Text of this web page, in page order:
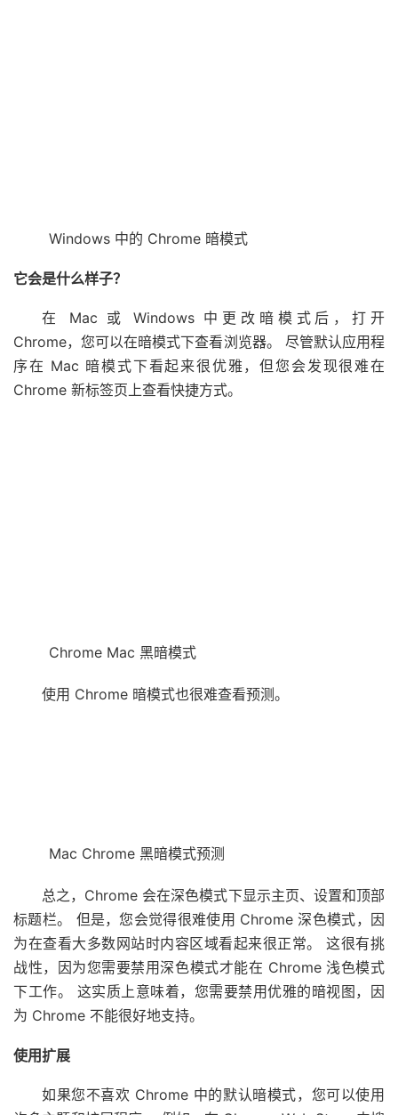
Windows 中的 Chrome 暗模式
它会是什么样子？
在 Mac 或 Windows 中更改暗模式后，打开
Chrome，您可以在暗模式下查看浏览器。 尽管默认应用程
序在 Mac 暗模式下看起来很优雅，但您会发现很难在
Chrome 新标签页上查看快捷方式。
Chrome Mac 黑暗模式
使用 Chrome 暗模式也很难查看预测。
Mac Chrome 黑暗模式预测
总之，Chrome 会在深色模式下显示主页、设置和顶部
标题栏。 但是，您会觉得很难使用 Chrome 深色模式，因
为在查看大多数网站时内容区域看起来很正常。 这很有挑
战性，因为您需要禁用深色模式才能在 Chrome 浅色模式
下工作。 这实质上意味着，您需要禁用优雅的暗视图，因
为 Chrome 不能很好地支持。
使用扩展
如果您不喜欢 Chrome 中的默认暗模式，您可以使用